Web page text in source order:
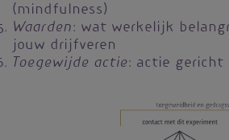
(mindfulness)
Waarden: wat werkelijk
jouw drijfveren
Toegewijde actie: actie gericht